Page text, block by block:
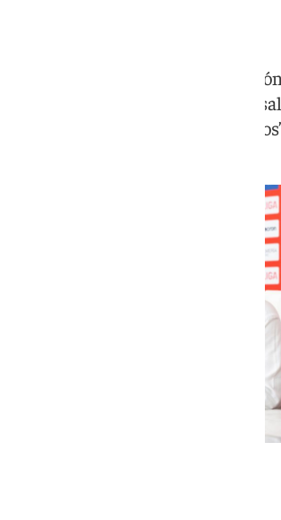
El catalán no muestra
atmósfera que se genera en La
han vivido “ambientes muy